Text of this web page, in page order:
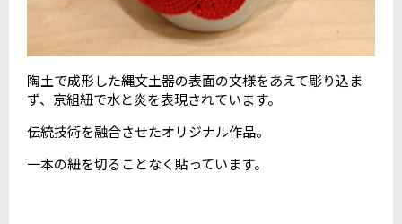
陶土で成形した縄文土器の表面の文様をあえて彫り込ま
ず、京組紐で水と炎を表現されています。
伝統技術を融合させたオリジナル作品。
一本の紐を切ることなく貼っています。